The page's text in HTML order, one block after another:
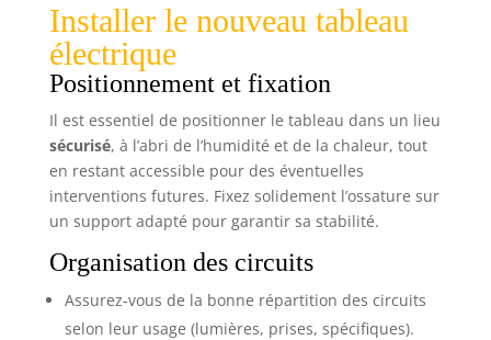
Installer le nouveau tableau
électrique
Positionnement et fixation
Il est essentiel de positionner le tableau dans un lieu
sécurisé, à l’abri de l’humidité et de la chaleur, tout
en restant accessible pour des éventuelles
interventions futures. Fixez solidement l’ossature sur
un support adapté pour garantir sa stabilité.
Organisation des circuits
Assurez-vous de la bonne répartition des circuits
selon leur usage (lumières, prises, spécifiques).